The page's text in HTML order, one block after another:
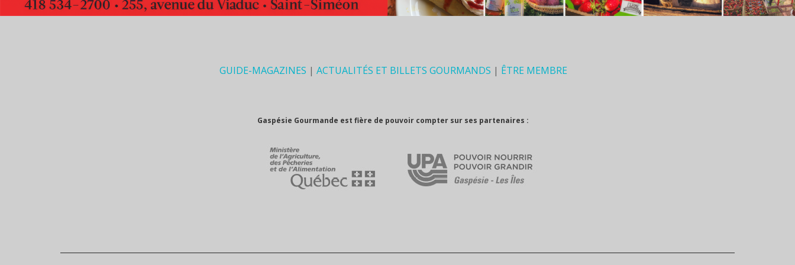
GUIDE-MAGAZINES | ACTUALITÉS ET BILLETS GOURMANDS | ÊTRE MEMBRE
Gaspésie Gourmande est fière de pouvoir compter sur ses partenaires :